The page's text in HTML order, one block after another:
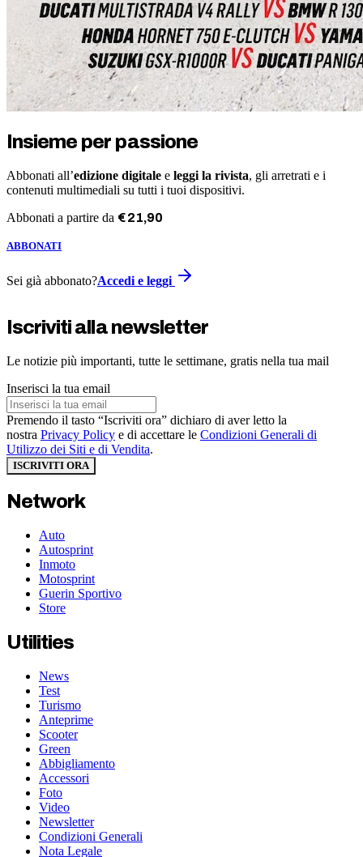
Insieme per passione
Abbonati all’edizione digitale e leggi la rivista, gli arretrati e i
contenuti multimediali su tutti i tuoi dispositivi.
Abbonati a partire da €21,90
ABBONATI
Sei già abbonato?Accedi e leggi
Iscriviti alla newsletter
Le notizie più importanti, tutte le settimane, gratis nella tua mail
Inserisci la tua email
Premendo il tasto “Iscriviti ora” dichiaro di aver letto la
nostra Privacy Policy e di accettare le Condizioni Generali di
Utilizzo dei Siti e di Vendita.
ISCRIVITI ORA
Network
Auto
Autosprint
Inmoto
Motosprint
Guerin Sportivo
Store
Utilities
News
Test
Turismo
Anteprime
Scooter
Green
Abbigliamento
Accessori
Foto
Video
Newsletter
Condizioni Generali
Nota Legale